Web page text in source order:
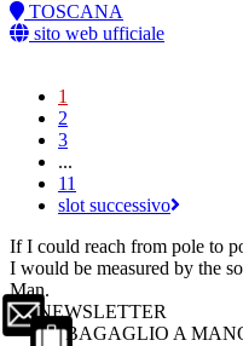
TOSCANA
sito web ufficiale
1
2
3
...
11
slot successivo
If I could reach from pole to
I would be measured by the
Man.
NEWSLETTER
BAGAGLIO A